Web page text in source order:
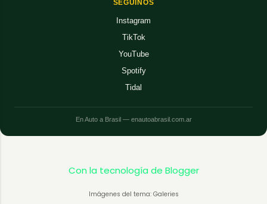
SEGUINOS
Instagram
TikTok
YouTube
Spotify
Tidal
En Auto a Brasil — enautoabrasil.com.ar
Con la tecnología de Blogger
Imágenes del tema: Galeries